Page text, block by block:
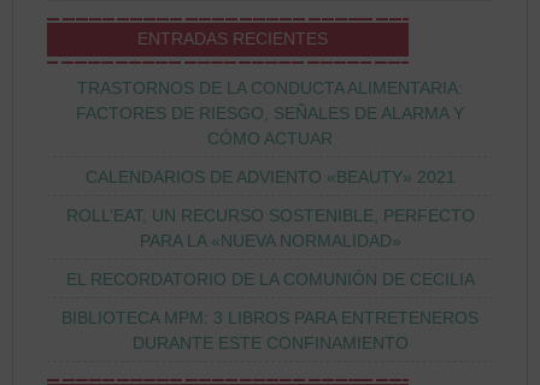
ENTRADAS RECIENTES
TRASTORNOS DE LA CONDUCTA ALIMENTARIA:
FACTORES DE RIESGO, SEÑALES DE ALARMA Y
CÓMO ACTUAR
CALENDARIOS DE ADVIENTO «BEAUTY» 2021
ROLL’EAT, UN RECURSO SOSTENIBLE, PERFECTO
PARA LA «NUEVA NORMALIDAD»
EL RECORDATORIO DE LA COMUNIÓN DE CECILIA
BIBLIOTECA MPM: 3 LIBROS PARA ENTRETENEROS
DURANTE ESTE CONFINAMIENTO